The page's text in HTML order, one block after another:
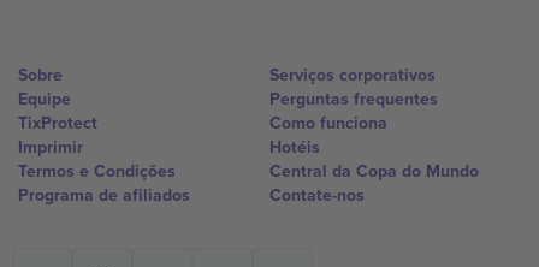
Sobre
Equipe
TixProtect
Imprimir
Termos e Condições
Programa de afiliados
Serviços corporativos
Perguntas frequentes
Como funciona
Hotéis
Central da Copa do Mundo
Contate-nos